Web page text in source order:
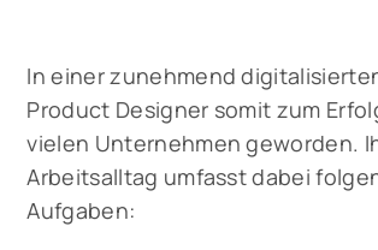
In einer zunehmend
Product Designer somit zum
vielen Unternehmen geworden.
Arbeitsalltag umfasst dabei
Aufgaben: